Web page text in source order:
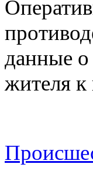
данные о
жителя